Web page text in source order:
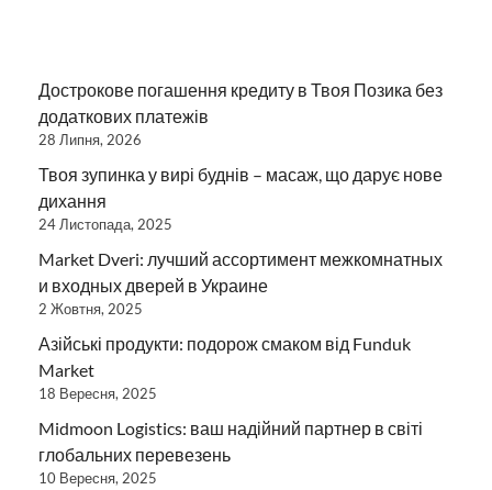
Дострокове погашення кредиту в Твоя Позика без
додаткових платежів
28 Липня, 2026
Твоя зупинка у вирі буднів – масаж, що дарує нове
дихання
24 Листопада, 2025
Market Dveri: лучший ассортимент межкомнатных
и входных дверей в Украине
2 Жовтня, 2025
Азійські продукти: подорож смаком від Funduk
Market
18 Вересня, 2025
Midmoon Logistics: ваш надійний партнер в світі
глобальних перевезень
10 Вересня, 2025